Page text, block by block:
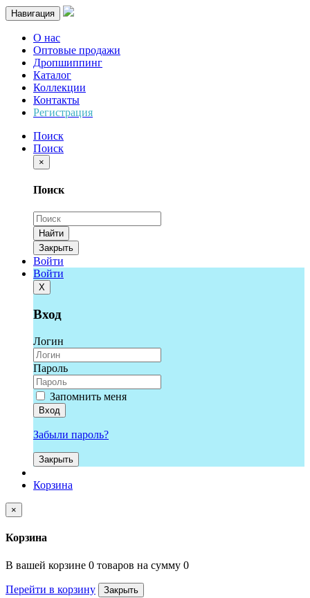
Навигация
О нас
Оптовые продажи
Дропшиппинг
Каталог
Коллекции
Контакты
Регистрация
Поиск
Поиск
×
Поиск
Найти
Закрыть
Войти
Войти
Х
Вход
Логин
Пароль
Запомнить меня
Вход
Забыли пароль?
Закрыть
Корзина
×
Корзина
В вашей корзине 0 товаров на сумму 0
Перейти в корзину Закрыть